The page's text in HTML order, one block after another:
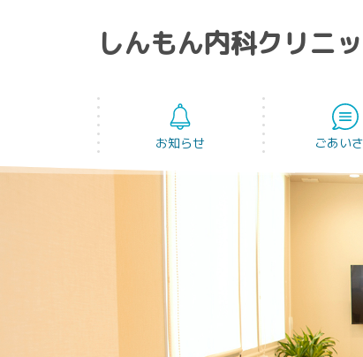
しんもん内科クリニ
お知らせ ごあい